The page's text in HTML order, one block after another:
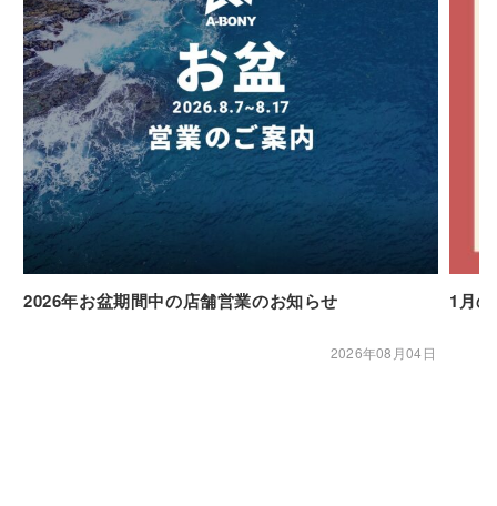
2026年お盆期間中の店舗営業のお知らせ
2026年08月04日
1月